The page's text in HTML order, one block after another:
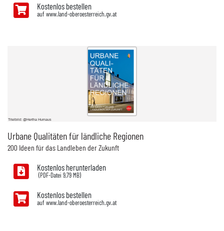
Kostenlos bestellen
auf www.land-oberoesterreich.gv.at
Titelbild: @Hertha Hurnaus
Urbane Qualitäten für ländliche Regionen
200 Ideen für das Landleben der Zukunft
Kostenlos herunterladen
9,79 MB)
Kostenlos bestellen
auf www.land-oberoesterreich.gv.at